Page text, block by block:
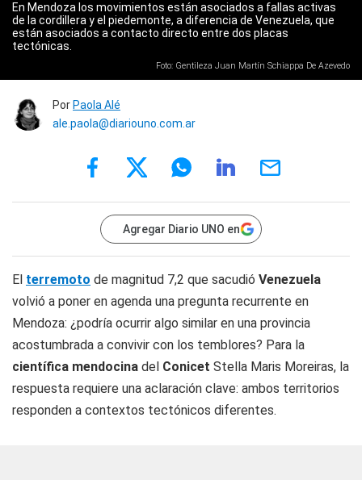
En Mendoza los movimientos están asociados a fallas activas
de la cordillera y el piedemonte, a diferencia de Venezuela, que
están asociados a contacto directo entre dos placas
tectónicas.
Foto: Gentileza Juan Martín Schiappa De Azevedo
Por Paola Alé
ale.paola@diariouno.com.ar
Agregar Diario UNO en
El terremoto de magnitud 7,2 que sacudió Venezuela
volvió a poner en agenda una pregunta recurrente en
Mendoza: ¿podría ocurrir algo similar en una provincia
acostumbrada a convivir con los temblores? Para la
científica mendocina del Conicet Stella Maris Moreiras, la
respuesta requiere una aclaración clave: ambos territorios
responden a contextos tectónicos diferentes.